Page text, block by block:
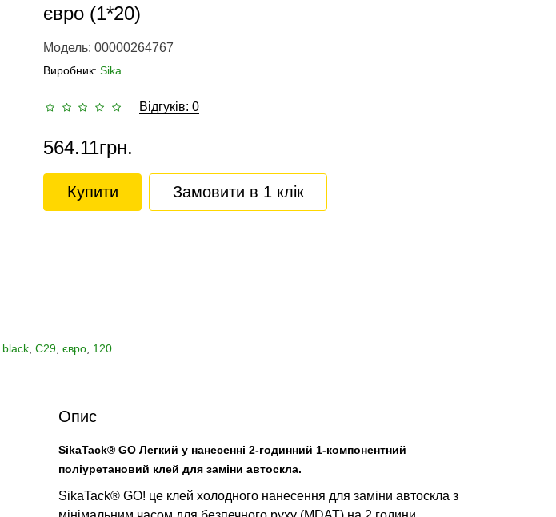
євро (1*20)
Модель: 00000264767
Виробник: Sika
Відгуків: 0
564.11грн.
Купити Замовити в 1 клік
black C29 євро 120
Опис
SikaTack® GO Легкий у нанесенні 2-годинний 1-компонентний
поліуретановий клей для заміни автоскла.
SikaTack® GO! це клей холодного нанесення для заміни автоскла з